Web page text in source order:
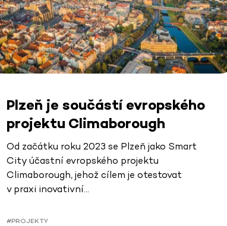
Plzeň je součástí evropského
projektu Climaborough
Od začátku roku 2023 se Plzeň jako Smart
City účastní evropského projektu
Climaborough, jehož cílem je otestovat
v praxi inovativní…
#PROJEKTY